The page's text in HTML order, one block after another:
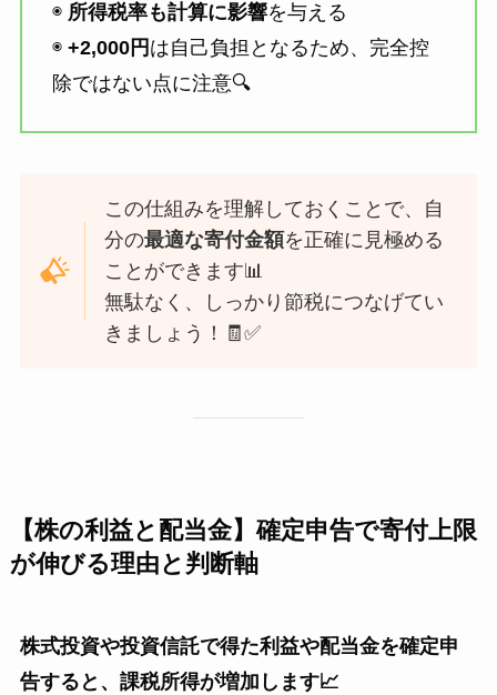
◉ 所得税率も計算に影響を与える
◉ +2,000円 は自己負担となるため、完全控
除ではない点に注意🔍
この仕組みを理解しておくことで、自
分の最適な寄付金額を正確に見極める
ことができます📊
無駄なく、しっかり節税につなげてい
きましょう！🧾✅
【株の利益と配当金】確定申告で寄付上限
が伸びる理由と判断軸
株式投資や投資信託で得た利益や配当金を確定申
告すると、課税所得が増加します📈